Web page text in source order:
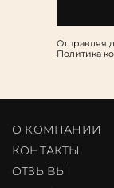
Отправляя
Политика
О КОМПАНИИ
КОНТАКТЫ
ОТЗЫВЫ